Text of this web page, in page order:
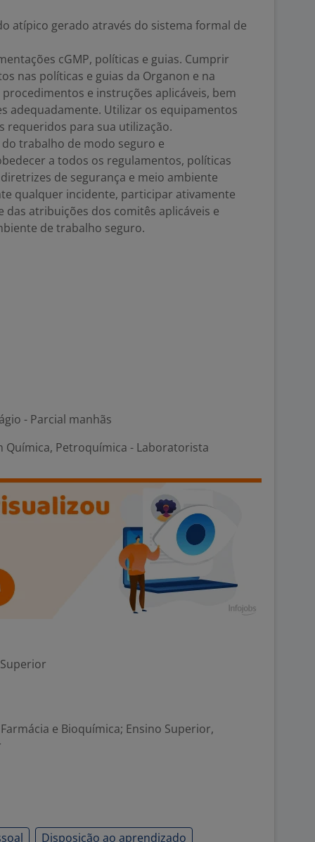
atípico gerado através do sistema formal de
cGMP, políticas e guias. Cumprir
nas políticas e guias da Organon e na
e instruções aplicáveis, bem
adequadamente. Utilizar os equipamentos
requeridos para sua utilização.
trabalho de modo seguro e
a todos os regulamentos, políticas
de segurança e meio ambiente
qualquer incidente, participar ativamente
atribuições dos comitês aplicáveis e
de trabalho seguro.
- Parcial manhãs
Química, Petroquímica - Laboratorista
e Bioquímica; Ensino Superior,
Disposição ao aprendizado